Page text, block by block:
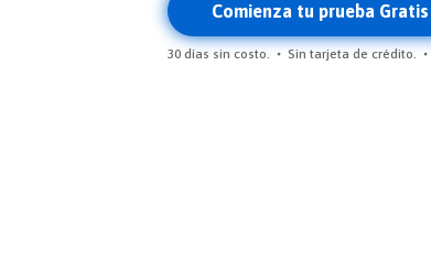
Comienza tu prueba Gratis
30 días sin costo. Sin tarjeta de crédito.